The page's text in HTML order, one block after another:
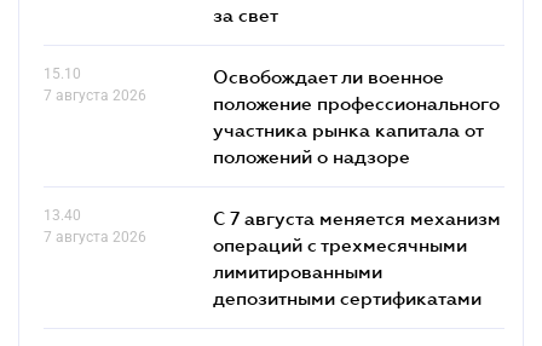
за свет
15.10
7 августа 2026
Освобождает ли военное
положение профессионального
участника рынка капитала от
положений о надзоре
13.40
7 августа 2026
С 7 августа меняется механизм
операций с трехмесячными
лимитированными
депозитными сертификатами